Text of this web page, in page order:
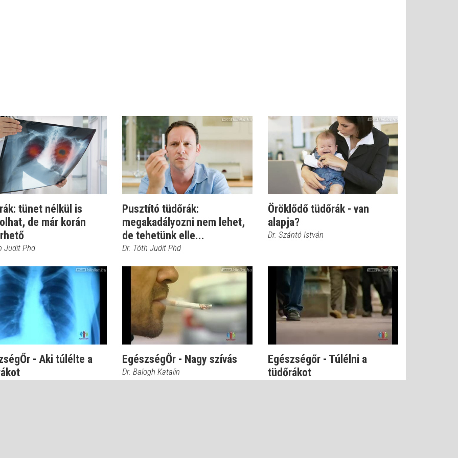
tünet nélkül is
de már korán
Judit Phd
Pusztító tüdőrák:
megakadályozni nem lehet,
de tehetünk elle...
Dr. Tóth Judit Phd
Öröklődő tüdőrák - van
alapja?
Dr. Szántó István
- Aki túlélte a
EgészségŐr - Nagy szívás
Dr. Balogh Katalin
Egészségőr - Túlélni a
tüdőrákot